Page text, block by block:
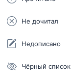
Не дочитал
Недописано
Чёрный список